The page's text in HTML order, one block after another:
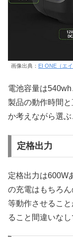
画像出典： EI ONE（エ
電池容量は
製品の動作時間
か考えながら選ぶ
定格出力
定格出力は600W
の充電はもちろ
等動作させるこ
ること間違いなし